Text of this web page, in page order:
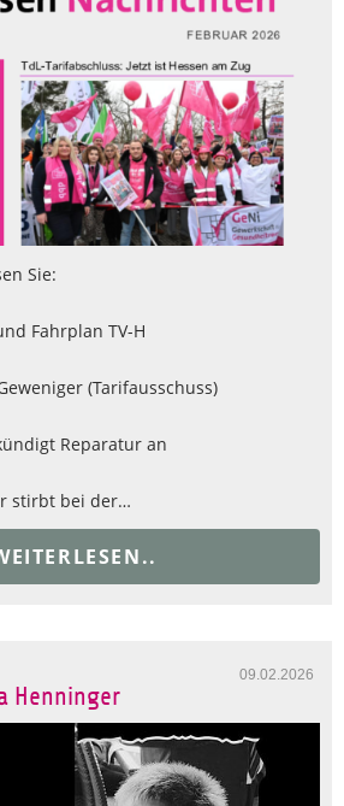
Sie:
Fahrplan TV-H
(Tarifausschuss)
Reparatur an
stirbt bei der…
09.02.2026
Henninger